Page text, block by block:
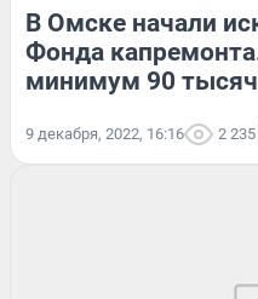
В Омске начали
Фонда
минимум 90 тысяч
9 декабря, 2022, 16:16 2 235